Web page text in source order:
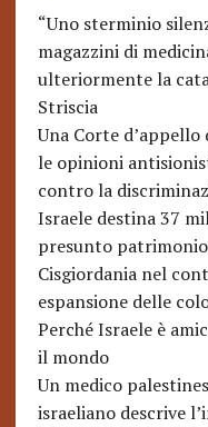
“Uno sterminio
magazzini di
ulteriormente la
Striscia
Una Corte
le opinioni
contro la
Israele destina 37
presunto
Cisgiordania nel
espansione delle
Perché Israele è
il mondo
Un medico
israeliano descrive